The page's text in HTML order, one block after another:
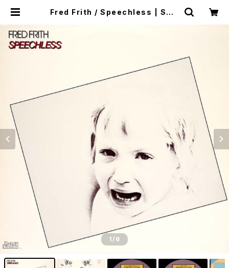
Fred Frith / Speechless | SON
1/6